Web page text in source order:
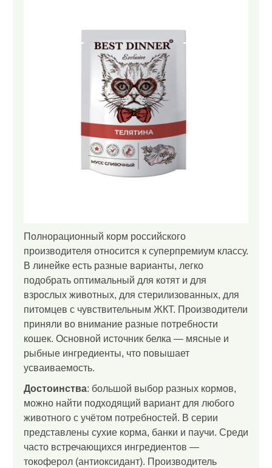
Полнорационный корм российского
производителя относится к суперпремиум классу.
В линейке есть разные варианты, легко
подобрать оптимальный для котят и для
взрослых животных, для стерилизованных, для
питомцев с чувствительным ЖКТ. Производители
приняли во внимание разные потребности
кошек. Основной источник белка — мясные и
рыбные ингредиенты, что повышает
усваиваемость.
Достоинства: большой выбор разных кормов,
можно найти подходящий вариант для любого
животного с учётом потребностей. В серии
представлены сухие корма, банки и паучи. Среди
часто встречающихся ингредиентов —
токоферол (антиоксидант). Производитель